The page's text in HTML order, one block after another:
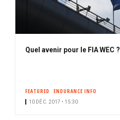
Quel avenir pour le FIA WEC ?
FEATURED ENDURANCE INFO
10 DÉC. 2017 • 15:30